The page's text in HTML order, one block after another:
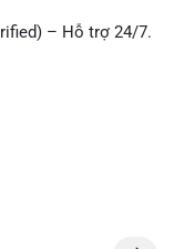
– Hỗ trợ 24/7.